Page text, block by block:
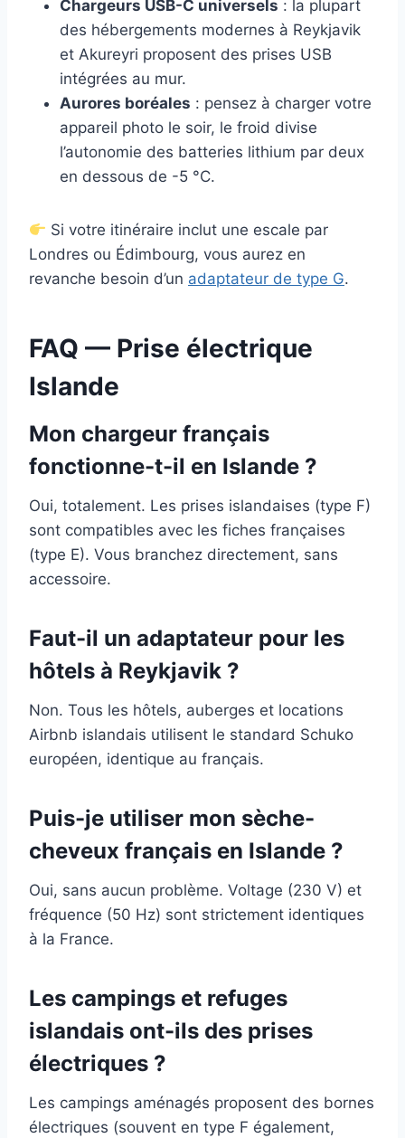
Chargeurs USB-C universels : la plupart
des hébergements modernes à Reykjavik
et Akureyri proposent des prises USB
intégrées au mur.
Aurores boréales : pensez à charger votre
appareil photo le soir, le froid divise
l’autonomie des batteries lithium par deux
en dessous de -5 °C.
Si votre itinéraire inclut une escale par
Londres ou Édimbourg, vous aurez en
revanche besoin d’un adaptateur de type G.
FAQ — Prise électrique
Islande
Mon chargeur français
fonctionne-t-il en Islande ?
Oui, totalement. Les prises islandaises (type F)
sont compatibles avec les fiches françaises
(type E). Vous branchez directement, sans
accessoire.
Faut-il un adaptateur pour les
hôtels à Reykjavik ?
Non. Tous les hôtels, auberges et locations
Airbnb islandais utilisent le standard Schuko
européen, identique au français.
Puis-je utiliser mon sèche-
cheveux français en Islande ?
Oui, sans aucun problème. Voltage (230 V) et
fréquence (50 Hz) sont strictement identiques
à la France.
Les campings et refuges
islandais ont-ils des prises
électriques ?
Les campings aménagés proposent des bornes
électriques (souvent en type F également,